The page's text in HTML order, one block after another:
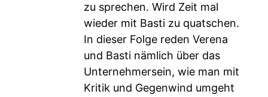
zu sprechen. Wird Zeit mal
wieder mit Basti zu quatschen.
In dieser Folge reden Verena
und Basti nämlich über das
Unternehmersein, wie man mit
Kritik und Gegenwind umgeht